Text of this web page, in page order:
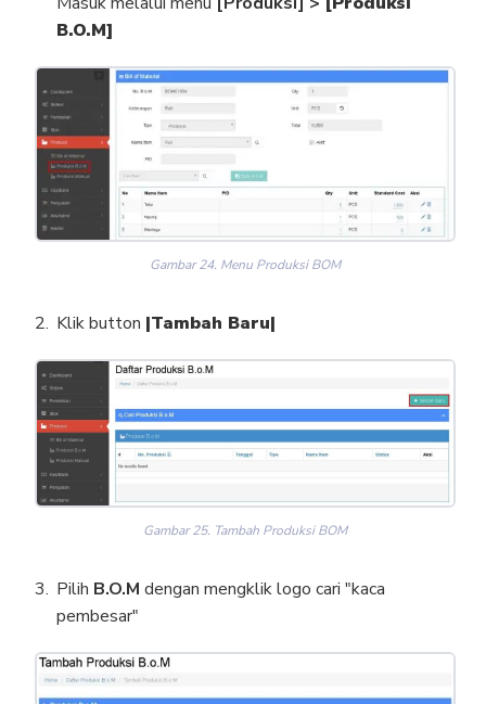
B.O.M]
Gambar 24. Menu Produksi BOM
Klik button |Tambah Baru|
Gambar 25. Tambah Produksi BOM
Pilih B.O.M dengan mengklik logo cari "kaca
pembesar"